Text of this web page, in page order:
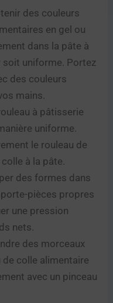
des couleurs
en gel ou
dans la pâte à
soit uniforme. Portez
des couleurs
mains.
à pâtisserie
uniforme.
le rouleau de
à la pâte.
des formes dans
pièces propres
une pression
nets.
des morceaux
de colle alimentaire
avec un pinceau